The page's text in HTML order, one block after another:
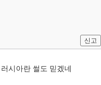
신고
시아란 썰도 믿겠네